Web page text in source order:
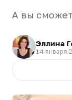
А вы
Эллина
14 января